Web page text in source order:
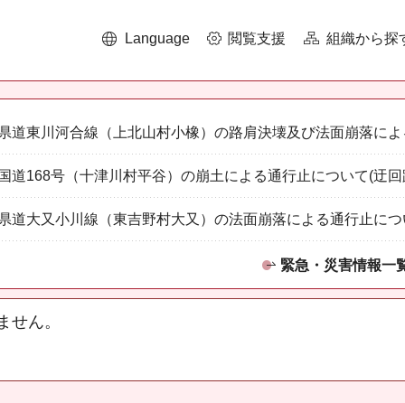
Language 閲覧支援 組織から探
道東川河合線（上北山村小橡）の路肩決壊及び法面崩落に
道168号（十津川村平谷）の崩土による通行止について(迂
道大又小川線（東吉野村大又）の法面崩落による通行止に
緊急・災害情報一
せん。